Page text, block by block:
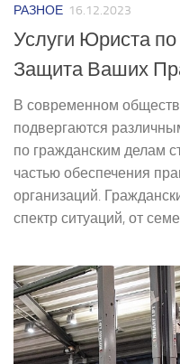
РАЗНОЕ 16.12.2023
Услуги Юриста
Защита Ваших
В современном
подвергаются
по гражданским делам
частью обеспечения
организаций.
спектр ситуаций, от